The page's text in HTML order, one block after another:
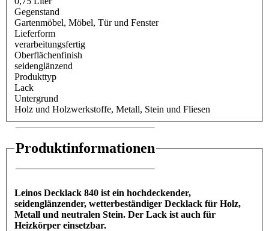
Gegenstand
Gartenmöbel, Möbel, Tür und Fenster
Lieferform
verarbeitungsfertig
Oberflächenfinish
seidenglänzend
Produkttyp
Lack
Untergrund
Holz und Holzwerkstoffe, Metall, Stein und Fliesen
Produktinformationen
Leinos Decklack 840 ist ein hochdeckender,
seidenglänzender, wetterbeständiger Decklack für Holz,
Metall und neutralen Stein. Der Lack ist auch für
Heizkörper einsetzbar.